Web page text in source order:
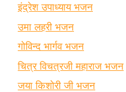
इंद्रेश उपाध्याय भजन
उमा लहरी भजन
गोविन्द भार्गव भजन
चित्र विचत्रजी महाराज भजन
जया किशोरी जी भजन